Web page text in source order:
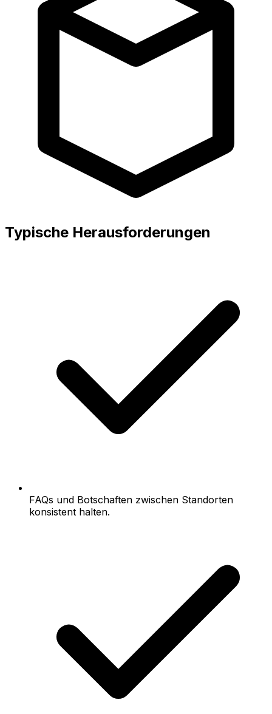
Typische Herausforderungen
FAQs und Botschaften zwischen Standorten
konsistent halten.